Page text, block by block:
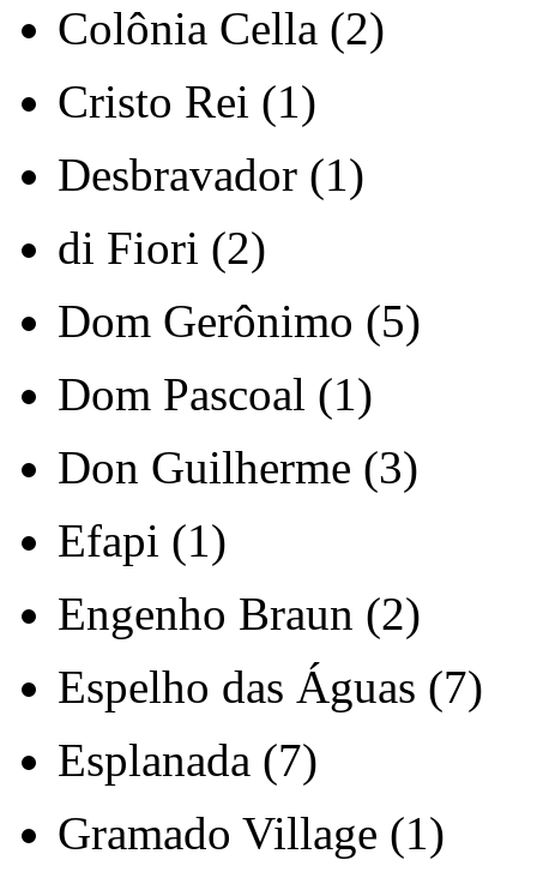
Colônia Cella (2)
Cristo Rei (1)
Desbravador (1)
di Fiori (2)
Dom Gerônimo (5)
Dom Pascoal (1)
Don Guilherme (3)
Efapi (1)
Engenho Braun (2)
Espelho das Águas (7)
Esplanada (7)
Gramado Village (1)